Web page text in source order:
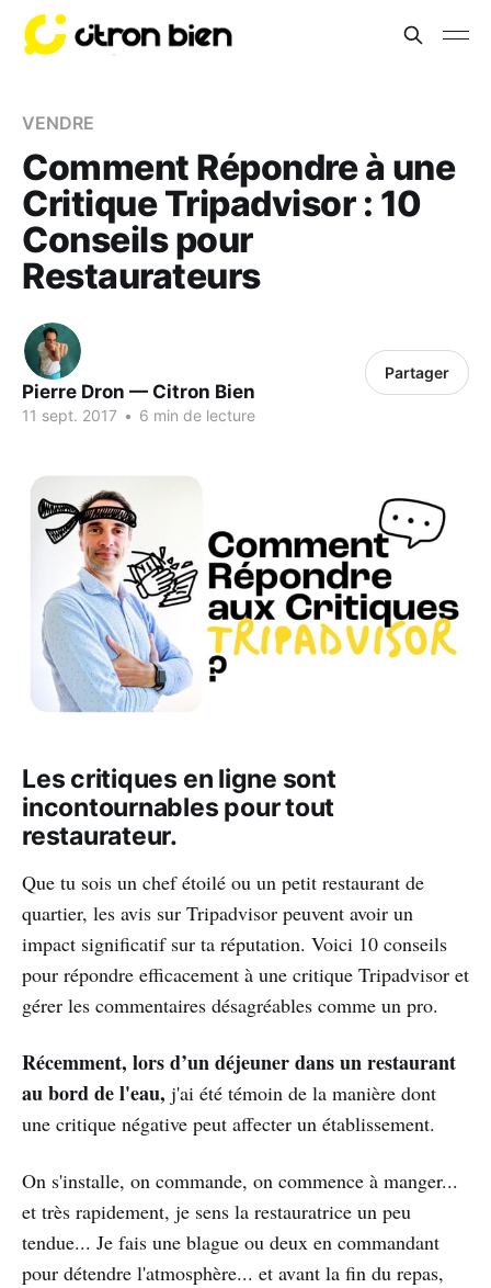
VENDRE
Comment Répondre à une
Critique Tripadvisor : 10
Conseils pour
Restaurateurs
Pierre Dron — Citron Bien
11 sept. 2017 • 6 min de lecture
Partager
Les critiques en ligne sont
incontournables pour tout
restaurateur.
Que tu sois un chef étoilé ou un petit restaurant de
quartier, les avis sur Tripadvisor peuvent avoir un
impact significatif sur ta réputation. Voici 10 conseils
pour répondre efficacement à une critique Tripadvisor et
gérer les commentaires désagréables comme un pro.
Récemment, lors d’un déjeuner dans un restaurant
au bord de l'eau, j'ai été témoin de la manière dont
une critique négative peut affecter un établissement.
On s'installe, on commande, on commence à manger...
et très rapidement, je sens la restauratrice un peu
tendue... Je fais une blague ou deux en commandant
pour détendre l'atmosphère... et avant la fin du repas,